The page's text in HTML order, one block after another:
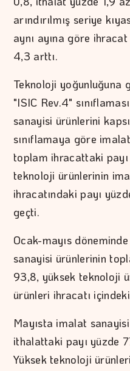
arındırılmış seriye
aynı ayına göre
4,3 arttı.
Teknoloji yoğunluğuna
"ISIC Rev.4"
sanayisi ürünlerini
sınıflamaya göre
toplam ihracattaki
teknoloji ürünlerinin
ihracatındaki payı
geçti.
Ocak-mayıs
sanayisi ürünlerinin
93,8, yüksek teknoloji
ürünleri ihracatı
Mayısta imalat
ithalattaki payı yüzde
Yüksek teknoloji